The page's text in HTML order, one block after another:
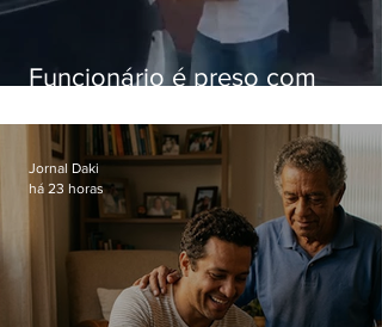
Funcionário é preso com
Hospital do Andaraí
Jornal Daki
há 23 horas